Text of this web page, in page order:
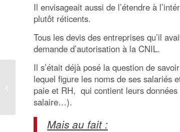
Il envisageait aussi de l’étendre à
plutôt réticents.
Tous les devis des entreprises qu’il
demande d’autorisation à la CNIL.
Il s’était déjà posé la question de
lequel figure les noms de ses salariés
paie et RH, qui contient leurs
salaire…).
Mais au fait :
Grand succès pour la
Formation IDICG/SNCD
: Fondamentaux et
mise en œuvre...